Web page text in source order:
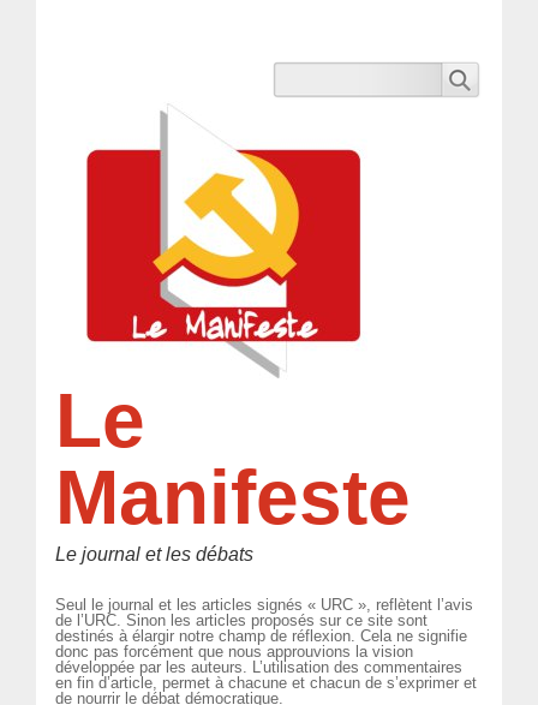
Le
Manifeste
Le journal et les débats
Seul le journal et les articles signés « URC », reflètent l’avis
de l’URC. Sinon les articles proposés sur ce site sont
destinés à élargir notre champ de réflexion. Cela ne signifie
donc pas forcément que nous approuvions la vision
développée par les auteurs. L’utilisation des commentaires
en fin d’article, permet à chacune et chacun de s’exprimer et
de nourrir le débat démocratique.